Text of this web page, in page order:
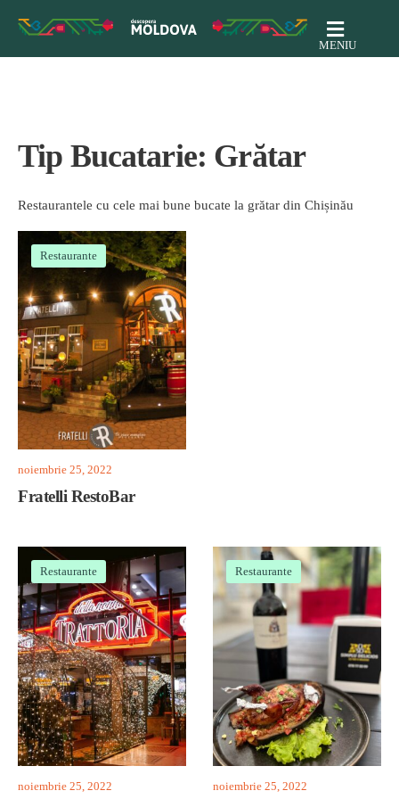
MENIU
Tip Bucatarie: Grătar
Restaurantele cu cele mai bune bucate la grătar din Chișinău
Restaurante
noiembrie 25, 2022
Fratelli RestoBar
Restaurante
noiembrie 25, 2022
Restaurante
noiembrie 25, 2022